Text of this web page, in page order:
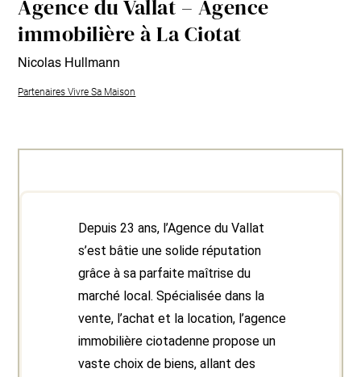
Agence du Vallat – Agence
immobilière à La Ciotat
Nicolas Hullmann
Partenaires Vivre Sa Maison
Depuis 23 ans, l’Agence du Vallat
s’est bâtie une solide réputation
grâce à sa parfaite maîtrise du
marché local. Spécialisée dans la
vente, l’achat et la location, l’agence
immobilière ciotadenne propose un
vaste choix de biens, allant des